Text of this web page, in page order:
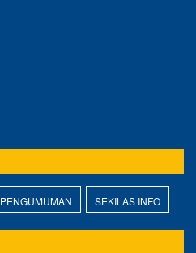
PENGUMUMAN SEKILAS INFO